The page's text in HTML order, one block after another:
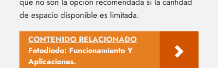
de espacio disponible es limitada.
CONTENIDO RELACIONADO
Fotodiodo: Funcionamiento Y
Aplicaciones.